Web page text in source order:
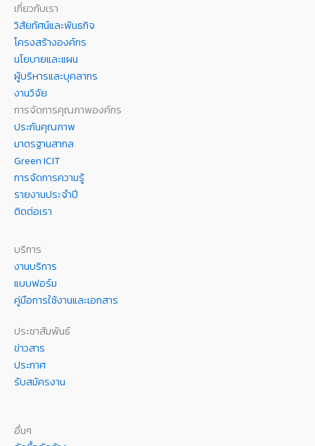
เกี่ยวกับเรา
วิสัยทัศน์และพันธกิจ
โครงสร้างองค์กร
นโยบายและแผน
ผู้บริหารและบุคลากร
งานวิจัย
การจัดการคุณภาพองค์กร
ประกันคุณภาพ
มาตรฐานสากล
Green ICIT
การจัดการความรู้
รายงานประจำปี
ติดต่อเรา
บริการ
งานบริการ
แบบฟอร์ม
คู่มือการใช้งานและเอกสาร
ประชาสัมพันธ์
ข่าวสาร
ประกาศ
รับสมัครงาน
อื่นๆ